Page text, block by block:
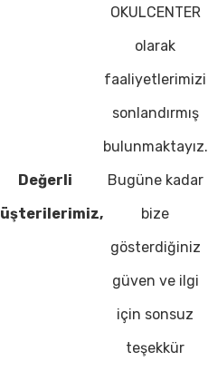
Değerli
OKULCENTER
olarak
faaliyetlerimizi
sonlandırmış
bulunmaktayız.
Bugüne kadar
bize
gösterdiğiniz
güven ve ilgi
için sonsuz
teşekkür